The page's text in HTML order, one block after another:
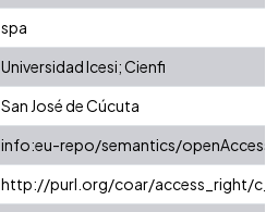
spa
Universidad Icesi; Cienfi
San José de Cúcuta
info:eu-repo/semantics/openAccess
http://purl.org/coar/access_right/